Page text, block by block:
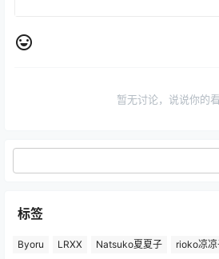
暂无讨论，说说你的
标签
Byoru LRXX Natsuko夏夏子 rioko凉